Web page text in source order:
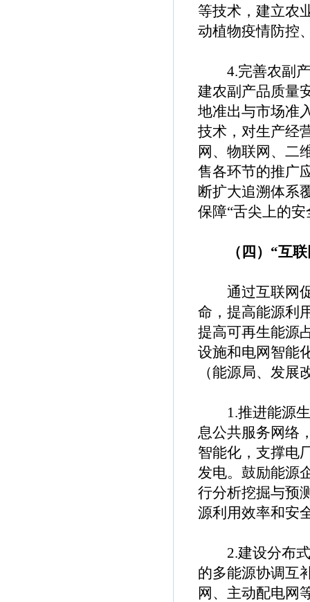
等技术，建立农
动植物疫情防控
4.完善农副产
建农副产品质量
地准出与市场准
技术，对生产经
网、物联网、二
售各环节的推广
断扩大追溯体系
保障“舌尖上的安
（四）“互联
通过互联网促
命，提高能源利
提高可再生能源
设施和电网智能
（能源局、发
1.推进能源生
息公共服务网络
智能化，支撑电
发电。鼓励能源
行分析挖掘与预
源利用效率和安
2.建设分布式
的多能源协调互
网、主动配电网